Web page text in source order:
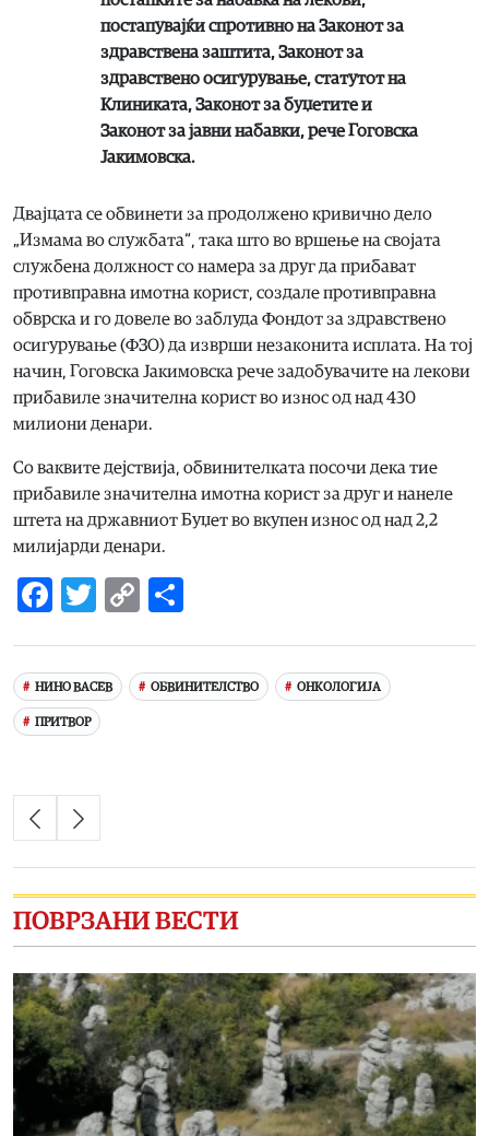
постапувајќи спротивно на Законот за
здравствена заштита, Законот за
здравствено осигурување, статутот на
Клиниката, Законот за буџетите и
Законот за јавни набавки, рече Гоговска
Јакимовска.
Двајцата се обвинети за продолжено кривично дело
„Измама во службата“, така што во вршење на својата
службена должност со намера за друг да прибават
противправна имотна корист, создале противправна
обврска и го довеле во заблуда Фондот за здравствено
осигурување (ФЗО) да изврши незаконита исплата. На тој
начин, Гоговска Јакимовска рече задобувачите на лекови
прибавиле значителна корист во износ од над 430
милиони денари.
Со ваквите дејствија, обвинителката посочи дека тие
прибавиле значителна имотна корист за друг и нанеле
штета на државниот Буџет во вкупен износ од над 2,2
милијарди денари.
Facebook
Twitter
Copy
НИНО ВАСЕВ ОБВИНИТЕЛСТВО ОНКОЛОГИЈА
ПРИТВОР
ПОВРЗАНИ ВЕСТИ